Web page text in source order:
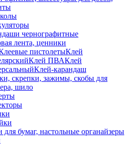
чернографитные
лента, ценники
пистолетыКлей
Клей ПВАКлей
Клей-карандаш
скрепки, зажимы, скобы для
шило
для бумаг, настольные органайзеры